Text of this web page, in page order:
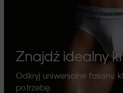
Znajdź idealny
Odkryj uniwersalne fasony,
potrzebę.